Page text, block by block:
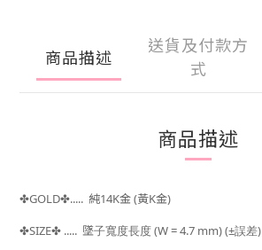
商品描述
送貨及付款方
式
商品描述
✤GOLD✤..... 純14K金(黃K金)
✤SIZE✤ ..... 墜子寬度長度 (W = 4.7 mm)(±誤差)